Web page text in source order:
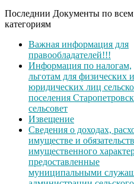
Последнии Документы по всем
категориям
Важная информация для
правообладателей!!!
Информация по налогам,
льготам для физических и
юридических лиц
поселения
сельсовет
Извещение
Сведения о доходах,
имуществе и
имущественного
предоставленные
муниципальными